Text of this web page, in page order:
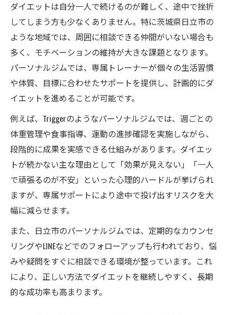
ダイエットは自分一人で続けるのが難しく、途中で挫折
してしまう方も少なくありません。特に茨城県日立市の
ような地域では、周囲に相談できる仲間がいない場合も
多く、モチベーションの維持が大きな課題となります。
パーソナルジムでは、専属トレーナーが個々の生活習慣
や体質、目標に合わせたサポートを提供し、計画的にダ
イエットを進めることが可能です。
例えば、Triggerのようなパーソナルジムでは、週ごとの
体重管理や食事指導、運動の進捗確認を実施しながら、
段階的に成果を実感できる仕組みがあります。ダイエッ
トが続かない主な理由として「効果が見えない」「一人
で頑張るのが不安」といった心理的ハードルが挙げられ
ますが、専属サポートにより途中で投げ出すリスクを大
幅に減らせます。
また、日立市のパーソナルジムでは、定期的なカウンセ
リングやLINEなどでのフォローアップも行われており、悩
みや疑問をすぐに相談できる環境が整っています。これ
により、正しい方法でダイエットを継続しやすく、長期
的な成功率も高まります。